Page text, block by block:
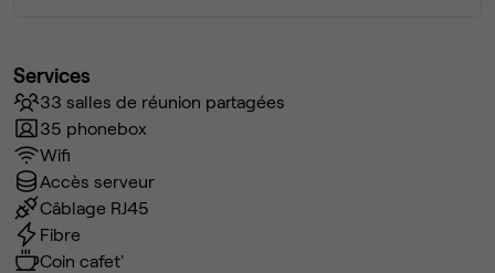
Services
33 salles de réunion partagées
35 phonebox
Wifi
Accès serveur
Câblage RJ45
Fibre
Coin cafet'